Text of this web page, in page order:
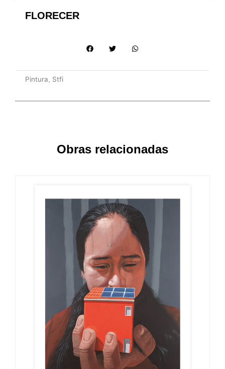
FLORECER
Pintura, Stfi
Obras relacionadas